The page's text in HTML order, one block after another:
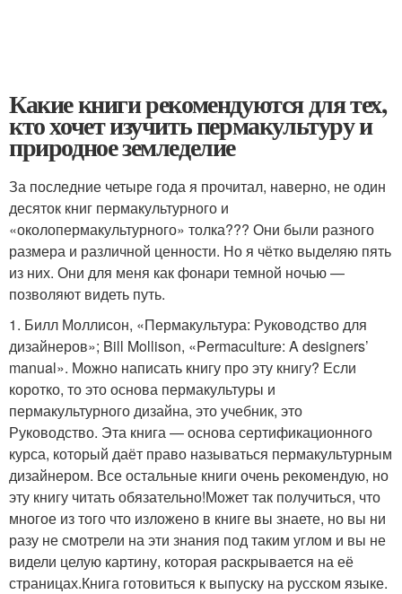
Какие книги рекомендуются для тех,
кто хочет изучить пермакультуру и
природное земледелие
За последние четыре года я прочитал, наверно, не один
десяток книг пермакультурного и
«околопермакультурного» толка??? Они были разного
размера и различной ценности. Но я чётко выделяю пять
из них. Они для меня как фонари темной ночью —
позволяют видеть путь.
1. Билл Моллисон, «Пермакультура: Руководство для
дизайнеров»; Bill Mollison, «Permaculture: A designers’
manual». Можно написать книгу про эту книгу? Если
коротко, то это основа пермакультуры и
пермакультурного дизайна, это учебник, это
Руководство. Эта книга — основа сертификационного
курса, который даёт право называться пермакультурным
дизайнером. Все остальные книги очень рекомендую, но
эту книгу читать обязательно!Может так получиться, что
многое из того что изложено в книге вы знаете, но вы ни
разу не смотрели на эти знания под таким углом и вы не
видели целую картину, которая раскрывается на её
страницах.Книга готовиться к выпуску на русском языке.